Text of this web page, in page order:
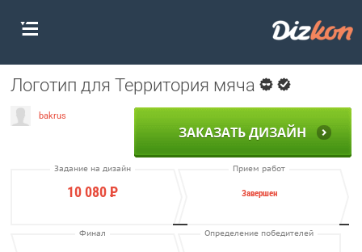
Логотип для Территория мяча
bakrus
ЗАКАЗАТЬ ДИЗАЙН
Задание на дизайн
10 080Р
Прием работ
Завершен
Финал Определение победителей